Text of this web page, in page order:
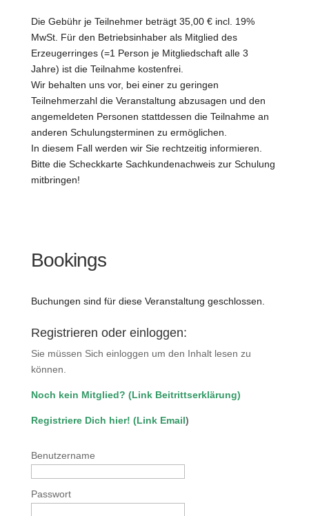
Die Gebühr je Teilnehmer beträgt 35,00 € incl. 19%
MwSt. Für den Betriebsinhaber als Mitglied des
Erzeugerringes (=1 Person je Mitgliedschaft alle 3
Jahre) ist die Teilnahme kostenfrei.
Wir behalten uns vor, bei einer zu geringen
Teilnehmerzahl die Veranstaltung abzusagen und den
angemeldeten Personen stattdessen die Teilnahme an
anderen Schulungsterminen zu ermöglichen.
In diesem Fall werden wir Sie rechtzeitig informieren.
Bitte die Scheckkarte Sachkundenachweis zur Schulung
mitbringen!
Bookings
Buchungen sind für diese Veranstaltung geschlossen.
Registrieren oder einloggen:
Sie müssen Sich einloggen um den Inhalt lesen zu
können.
Noch kein Mitglied? (Link Beitrittserklärung)
Registriere Dich hier! (Link Email)
Benutzername
Passwort